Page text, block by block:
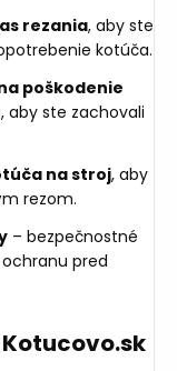
rezania, aby ste
kotúča.
poškodenie
, aby ste zachovali
na stroj, aby
rezom.
– bezpečnostné
pred